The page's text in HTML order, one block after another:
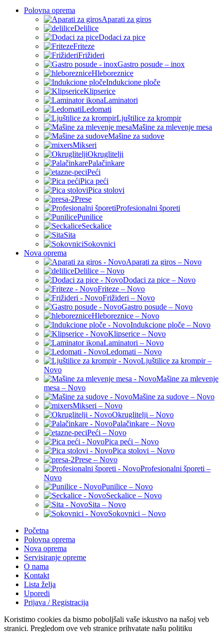
Polovna oprema
Aparati za giros
Delilice
Dodaci za pice
Friteze
Frižideri
Gastro posude – inox
Hleboreznice
Indukcione ploče
Klipserice
Laminatori
Ledomati
Ljuštilice za krompir
Mašine za mlevenje mesa
Mašine za sudove
Mikseri
Okruglitelji
Palačinkare
Peći
Pica peći
Pica stolovi
Prese
Profesionalni šporeti
Punilice
Seckalice
Sita
Sokovnici
Nova oprema
Aparati za giros – Novo
Delilice – Novo
Dodaci za pice – Novo
Friteze – Novo
Frižideri – Novo
Gastro posude – Novo
Hleboreznice – Novo
Indukcione ploče – Novo
Klipserice – Novo
Laminatori – Novo
Ledomati – Novo
Ljuštilice za krompir –
Novo
Mašine za mlevenje
mesa – Novo
Mašine za sudove – Novo
Mikseri – Novo
Okruglitelji – Novo
Palačinkare – Novo
Peći – Novo
Pica peći – Novo
Pica stolovi – Novo
Prese – Novo
Profesionalni šporeti –
Novo
Punilice – Novo
Seckalice – Novo
Sita – Novo
Sokovnici – Novo
Početna
Polovna oprema
Nova oprema
Servisiranje opreme
O nama
Kontakt
Lista želja
Uporedi
Prijava / Registracija
Koristimo cookies da bismo poboljšali vaše iskustvo na našoj veb
stranici. Pregledom ove veb stranice prihvatate našu politiku